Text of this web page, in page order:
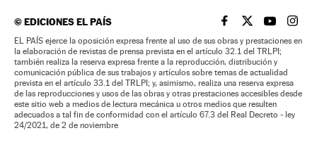
©EDICIONES EL PAÍS EL PAÍS BRASIL EN
EL PAÍSEL PAÍS
EL
EL PAÍS ejerce la oposición expresa frente al uso de sus obras y prestaciones en
la elaboración de revistas de prensa prevista en el artículo 32.1 del TRLPI;
también realiza la reserva expresa frente a la reproducción, distribución y
comunicación pública de sus trabajos y artículos sobre temas de actualidad
prevista en el artículo 33.1 del TRLPI; y, asimismo, realiza una reserva expresa
de las reproducciones y usos de las obras y otras prestaciones accesibles desde
este sitio web a medios de lectura mecánica u otros medios que resulten
adecuados a tal fin de conformidad con el artículo 67.3 del Real Decreto - ley
24/2021, de 2 de noviembre